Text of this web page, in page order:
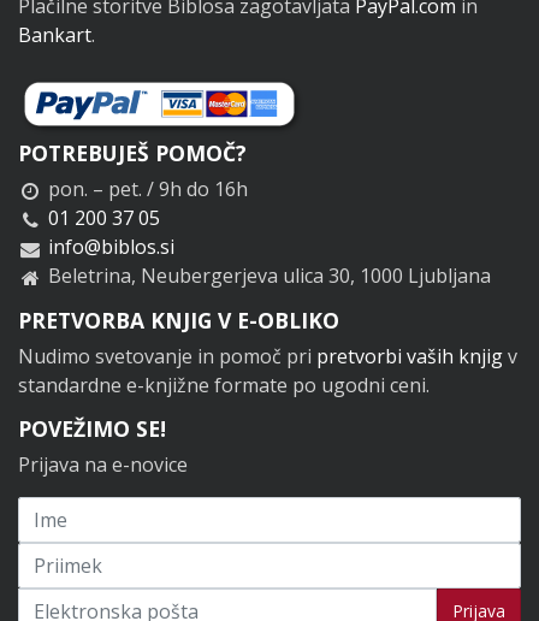
Plačilne storitve Biblosa zagotavljata PayPal.com in
Bankart.
POTREBUJEŠ POMOČ?
pon. – pet. / 9h do 16h
01 200 37 05
info@biblos.si
Beletrina, Neubergerjeva ulica 30, 1000 Ljubljana
PRETVORBA KNJIG V E-OBLIKO
Nudimo svetovanje in pomoč pri pretvorbi vaših knjigv
standardne e-knjižne formate po ugodni ceni.
POVEŽIMO SE!
Prijava na e-novice
Prijavi se na novice Prijava